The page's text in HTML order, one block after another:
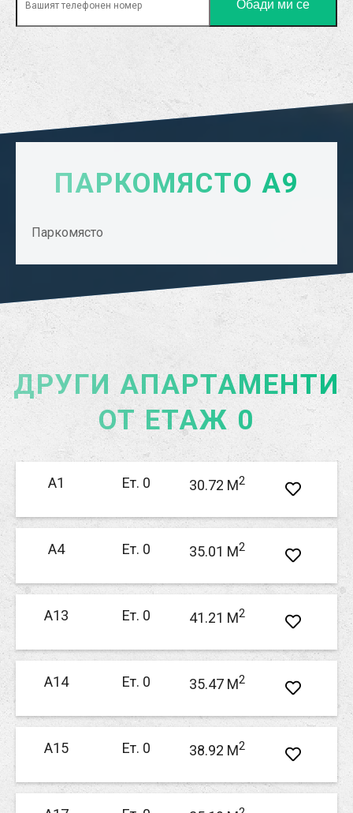
ПАРКОМЯСТО А9
Паркомясто
ДРУГИ АПАРТАМЕНТИ
ОТ ЕТАЖ 0
А1 Ет. 0 30.72 M2
А4 Ет. 0 35.01 M2
А13 Ет. 0 41.21 M2
А14 Ет. 0 35.47 M2
А15 Ет. 0 38.92 M2